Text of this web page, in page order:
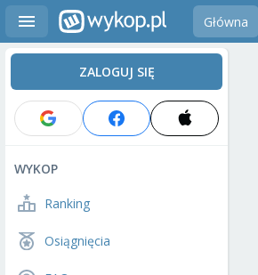
Główna
ZALOGUJ SIĘ
WYKOP
Ranking
Osiągnięcia